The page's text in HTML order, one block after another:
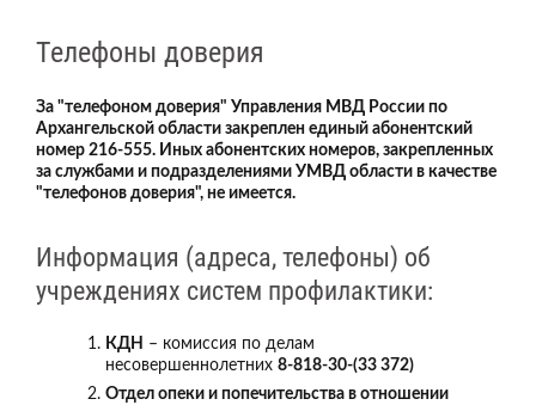
Телефоны доверия
За "телефоном доверия" Управления МВД России по
Архангельской области закреплен единый абонентский
номер 216-555. Иных абонентских номеров, закрепленных
за службами и подразделениями УМВД области в качестве
"телефонов доверия", не имеется.
Информация (адреса, телефоны) об
учреждениях систем профилактики:
КДН – комиссия по делам
несовершеннолетних 8-818-30-(33 372)
Отдел опеки и попечительства в отношении